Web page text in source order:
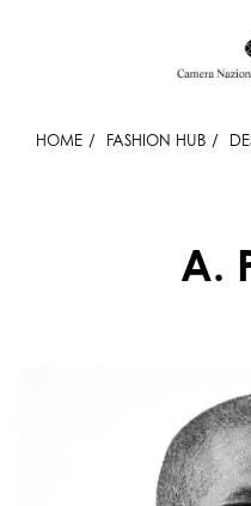
HOME FASHION HUB
A.